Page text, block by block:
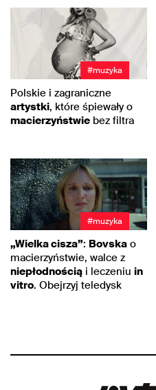
#muzyka
Polskie i zagraniczne
artystki, które śpiewały o
macierzyństwie bez filtra
#muzyka
„Wielka cisza”: Bovska o
macierzyństwie, walce z
niepłodnością i leczeniu in
vitro. Obejrzyj teledysk